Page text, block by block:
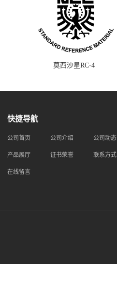
莫西沙星RC-4
快捷导航
公司首页 公司介绍 公司动态
产品展厅 证书荣誉 联系方式
在线留言